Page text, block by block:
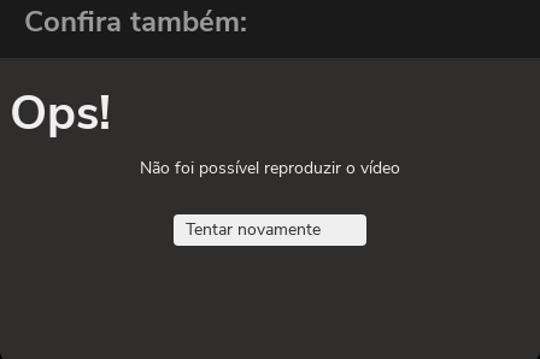
Confira também:
Ops!
Não foi possível reproduzir o vídeo
Tentar novamente